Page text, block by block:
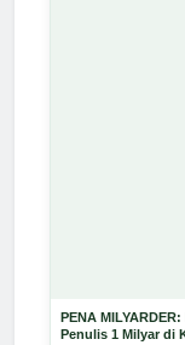
PENA
Penulis 1 Milyar di